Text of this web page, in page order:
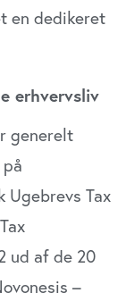
en dedikeret
erhvervsliv
generelt
Ugebrevs Tax
ud af de 20
–